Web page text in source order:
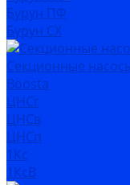
Бурун ПФ
Бурун СХ
Секционные
Boosta
ЦНСг
ЦНСв
ЦНСп
1Кс
1КсВ